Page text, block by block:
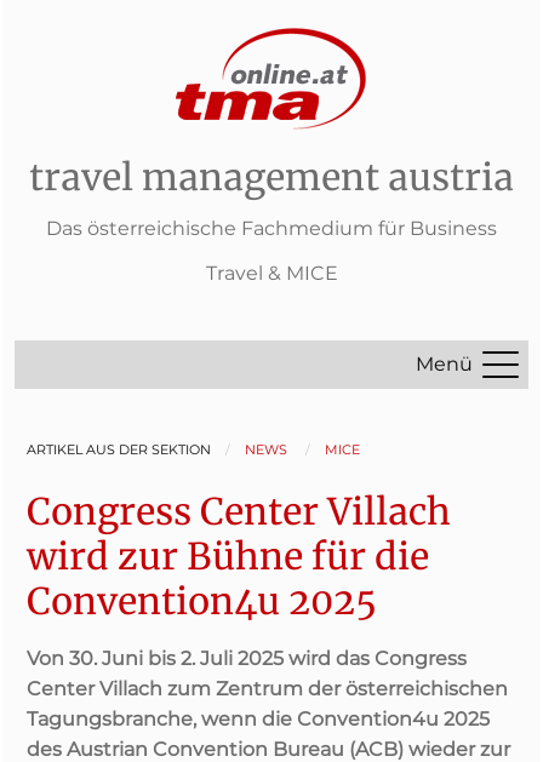
travel management austria
Das österreichische Fachmedium für Business
Travel & MICE
Menü
ARTIKEL AUS DER SEKTION NEWS MICE
Congress Center Villach
wird zur Bühne für die
Convention4u 2025
Von 30. Juni bis 2. Juli 2025 wird das Congress
Center Villach zum Zentrum der österreichischen
Tagungsbranche, wenn die Convention4u 2025
des Austrian Convention Bureau (ACB) wieder zur